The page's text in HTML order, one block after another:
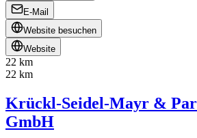
E-Mail
Website besuchen
Website
22 km
22 km
Krückl-Seidel-Mayr &
GmbH